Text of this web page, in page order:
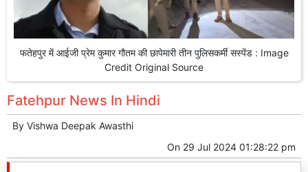
फतेहपुर में आईजी प्रेम कुमार गौतम की छापेमारी तीन पुलिसकर्मी सस्पेंड : Image
Credit Original Source
Fatehpur News In Hindi
By Vishwa Deepak Awasthi
On 29 Jul 2024 01:28:22 pm